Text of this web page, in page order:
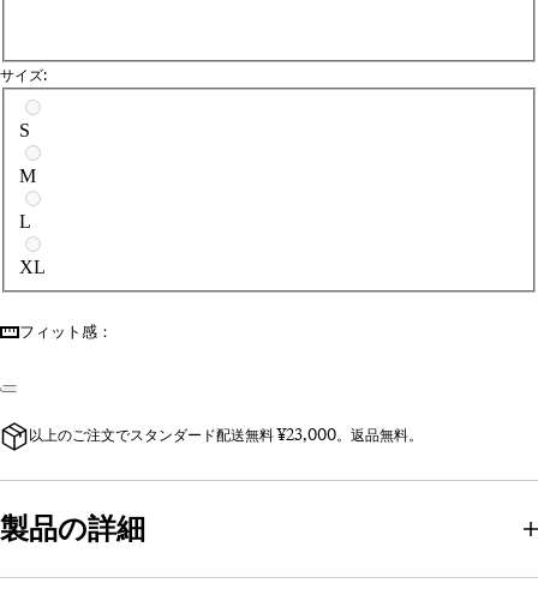
サイズ:
サイズを選択
S
M
L
XL
フィット感：
以上のご注文でスタンダード配送無料 ¥23,000。返品無料。
製品の詳細